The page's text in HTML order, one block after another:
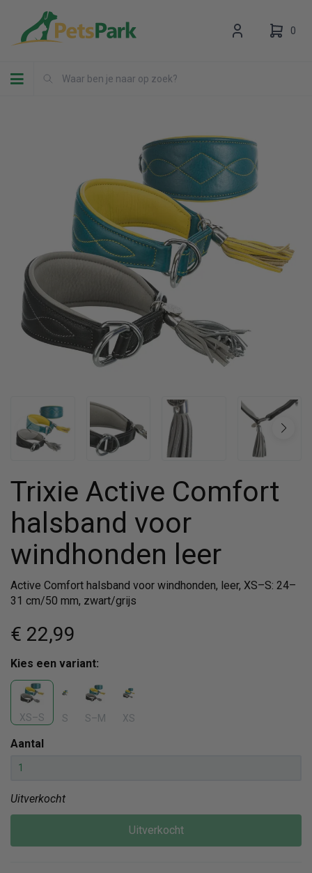
Toggle navigation
0
Uw winkelwagen is leeg.
Vul hem met producten.
Trixie Active Comfort
halsband voor
windhonden leer
Active Comfort halsband voor windhonden, leer, XS–S: 24–
31 cm/50 mm, zwart/grijs
€ 22,99
Kies een variant:
XS–S S S–M XS
Aantal
Uitverkocht
Uitverkocht